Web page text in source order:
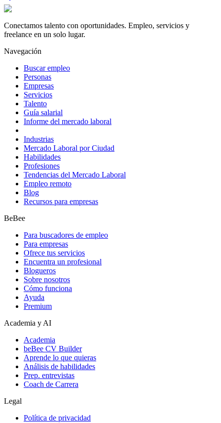
Conectamos talento con oportunidades. Empleo, servicios y
freelance en un solo lugar.
Navegación
Buscar empleo
Personas
Empresas
Servicios
Talento
Guía salarial
Informe del mercado laboral
Industrias
Mercado Laboral por Ciudad
Habilidades
Profesiones
Tendencias del Mercado Laboral
Empleo remoto
Blog
Recursos para empresas
BeBee
Para buscadores de empleo
Para empresas
Ofrece tus servicios
Encuentra un profesional
Blogueros
Sobre nosotros
Cómo funciona
Ayuda
Premium
Academia y AI
Academia
beBee CV Builder
Aprende lo que quieras
Análisis de habilidades
Prep. entrevistas
Coach de Carrera
Legal
Política de privacidad